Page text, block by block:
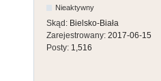
Nieaktywny
Skąd: Bielsko-Biała
Zarejestrowany: 2017-06-15
Posty: 1,516